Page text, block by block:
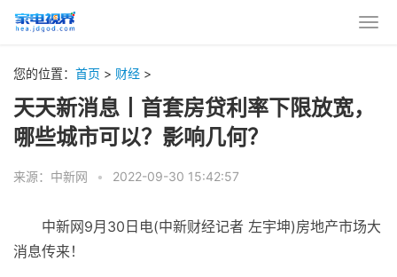
您的位置： 首页 > 财经 >
天天新消息丨首套房贷利率下限放宽，
哪些城市可以？影响几何？
来源：中新网 • 2022-09-30 15:42:57
中新网9月30日电(中新财经记者 左宇坤)房地产市场大
消息传来！